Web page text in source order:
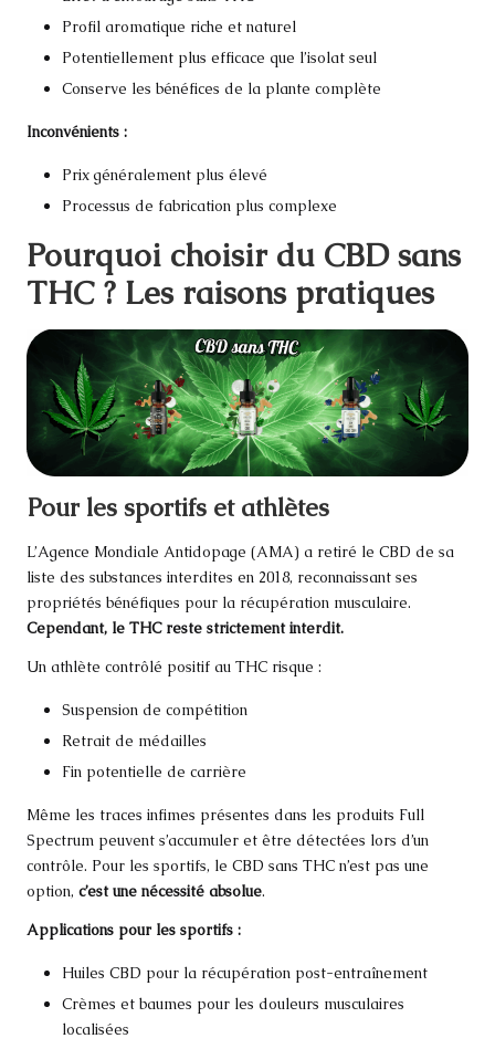
Profil aromatique riche et naturel
Potentiellement plus efficace que l’isolat seul
Conserve les bénéfices de la plante complète
Inconvénients :
Prix généralement plus élevé
Processus de fabrication plus complexe
Pourquoi choisir du CBD sans
THC ? Les raisons pratiques
Pour les sportifs et athlètes
L’Agence Mondiale Antidopage (AMA) a retiré le CBD de sa
liste des substances interdites en 2018, reconnaissant ses
propriétés bénéfiques pour la récupération musculaire.
Cependant, le THC reste strictement interdit.
Un athlète contrôlé positif au THC risque :
Suspension de compétition
Retrait de médailles
Fin potentielle de carrière
Même les traces infimes présentes dans les produits Full
Spectrum peuvent s’accumuler et être détectées lors d’un
contrôle. Pour les sportifs, le CBD sans THC n’est pas une
option, c’est une nécessité absolue.
Applications pour les sportifs :
Huiles CBD pour la récupération post-entraînement
Crèmes et baumes pour les douleurs musculaires
localisées